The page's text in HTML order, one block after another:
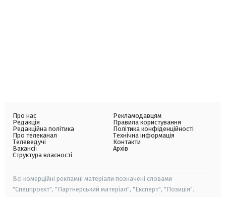
Про нас
Редакція
Редакційна політика
Про телеканал
Телеведучі
Вакансії
Структура власності
Рекламодавцям
Правила користування
Політика конфіденційності
Технічна інформація
Контакти
Архів
Всі комерційні рекламні матеріали позначені словами
"Спецпроєкт", "Партнерський матеріал", "Експерт", "Позиція".